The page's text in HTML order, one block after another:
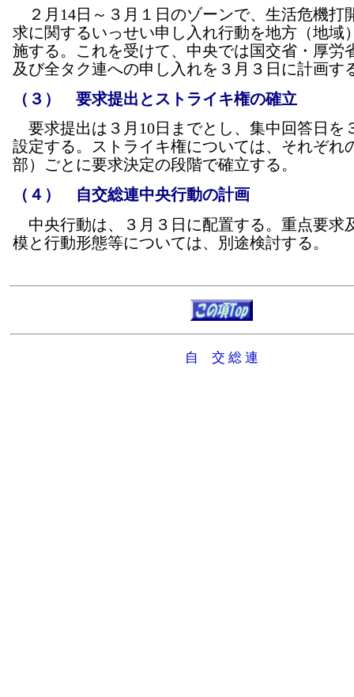
２月14日～３月１日のゾーンで、生活危機打
求に関するいっせい申し入れ行動を地方（地域
施する。これを受けて、中央では国交省・厚労
及び全タク連への申し入れを３月３日に計画す
（３） 要求提出とストライキ権の確立
要求提出は３月10日までとし、集中回答日を
設定する。ストライキ権については、それぞれ
部）ごとに要求決定の段階で確立する。
（４） 自交総連中央行動の計画
中央行動は、３月３日に配置する。重点要求
模と行動形態等については、別途検討する。
自 交 総 連